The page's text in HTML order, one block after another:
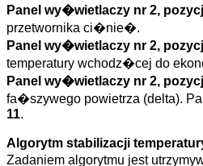
Panel wy�wietlaczy nr 2,
przetwornika ci�nie�.
Panel wy�wietlaczy nr 2,
temperatury wchodz�cej do
Panel wy�wietlaczy nr 2,
fa�szywego powietrza (delta).
11.
Algorytm stabilizacji
Zadaniem algorytmu jest